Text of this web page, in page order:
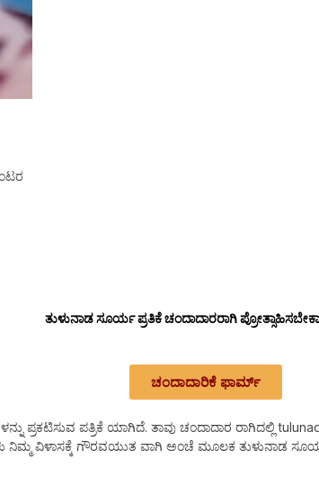
ತುಳುನಾಡ ಸೂರ್ಯ ಪ್ರತಿಕೆ ಚಂದಾದಾರರಾಗಿ
ಚಂದಾದಾರಿಕೆ ಫಾರ್ಮ್
ಪ್ರಕಟಿಸುವ ಪತ್ರಿಕೆ ಯಾಗಿದೆ. ತಾವು ಚಂದಾದಾರ ರಾಗಿದಲ್ಲಿ
ನಿಮ್ಮ ವಿಳಾಸಕ್ಕೆ ಗೌರವಯುತ ವಾಗಿ ಅಂಚೆ ಮೂಲಕ ತುಳುನಾಡ